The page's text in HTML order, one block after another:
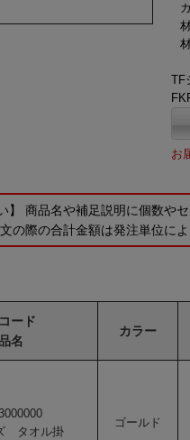
TF
お
】 商品名や補足説明に個数や
の際の合計金額は発注単位に
ード
名
カラー
タオル掛
ゴールド